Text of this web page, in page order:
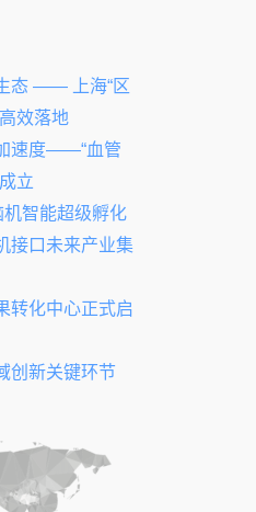
态 —— 上海“区
效落地
速度——“血管
立
机智能超级孵化
口未来产业集
转化中心正式启
创新关键环节